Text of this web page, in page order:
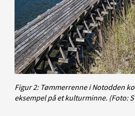
Figur 2: Tømmerrenne i Notodden
eksempel på et kulturminne. (Foto: